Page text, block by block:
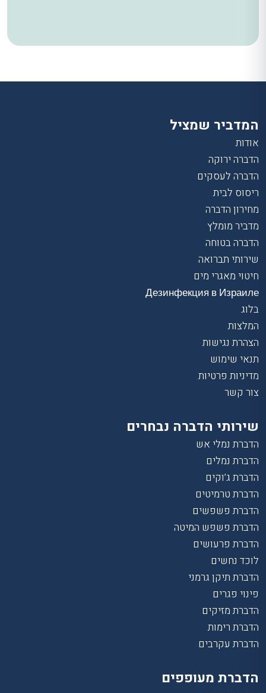
המדביר שמציל
אודות
הדברה ירוקה
הדברה לעסקים
ריסוס לבית
מחירון הדברה
מדביר מומלץ
הדברה בטוחה
שירותי תברואה
חיטוי מאגרי מים
Дезинфекция в Израиле
בלוג
המלצות
הצהרת נגישות
תנאי שימוש
מדיניות פרטיות
צור קשר
שירותי הדברה נבחרים
הדברת נמלי אש
הדברת נמלים
הדברת ג’וקים
הדברת טרמיטים
הדברת פשפשים
הדברת פשפש המיטה
הדברת פרעושים
לוכד נחשים
הדברת תיקן גרמני
פינוי פגרים
הדברת מזיקים
הדברת רימות
הדברת עקרבים
הדברת מעופפים